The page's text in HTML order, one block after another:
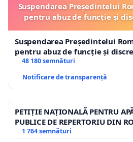
Suspendarea Președintelui
pentru abuz de funcție și
Suspendarea Președintelui
pentru abuz de funcție și
48 180 semnături
Notificare de transparență
PETIȚIE NAȚIONALĂ PENTRU
PUBLICE DE REPERTORIU DIN
1 764 semnături